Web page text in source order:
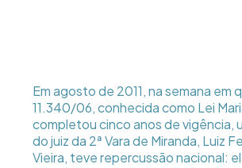
Em agosto de 2011, na semana em
11.340/06, conhecida como Lei
completou cinco anos de vigência,
do juiz da 2ª Vara de Miranda, Luiz
Vieira, teve repercussão nacional: